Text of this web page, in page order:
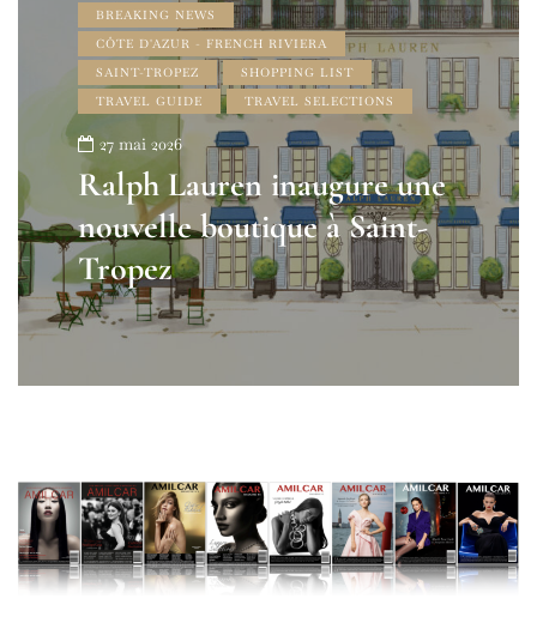
BREAKING NEWS
CÔTE D'AZUR - FRENCH RIVIERA
SAINT-TROPEZ
SHOPPING LIST
TRAVEL GUIDE
TRAVEL SELECTIONS
27 mai 2026
Ralph Lauren inaugure une
nouvelle boutique à Saint-
Tropez